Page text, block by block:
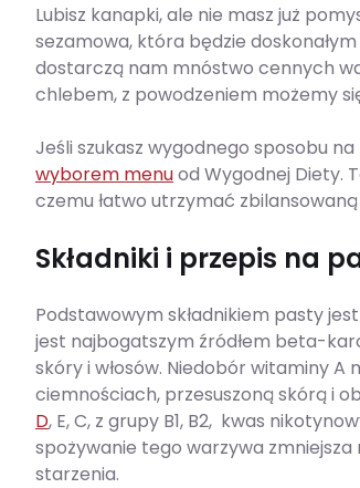
Lubisz kanapki, ale nie masz już
sezamowa, która będzie
dostarczą nam mnóstwo cennych
chlebem, z powodzeniem możemy
Jeśli szukasz wygodnego sposobu
wyborem menuod Wygodnej Diety.
czemu łatwo utrzymać
Składniki i przepis na
Podstawowym składnikiem pasty
jest najbogatszym źródłem beta-
skóry i włosów. Niedobór witaminy
ciemnościach, przesuszoną skórą i
D, E, C, z grupy B1, B2, kwas
spożywanie tego warzywa
starzenia.